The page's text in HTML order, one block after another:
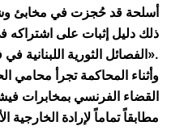
أسلحة قد حُجزت في مخابئ
ذلك دليل إثبات على اشتراكه
الفصائل الثورية اللبنانية في فرنسا عام 1982».
وأثناء المحاكمة تجرأ محامي
القضاء الفرنسي بمخابرات
مطابقاً تماماً لإرادة الخارجية